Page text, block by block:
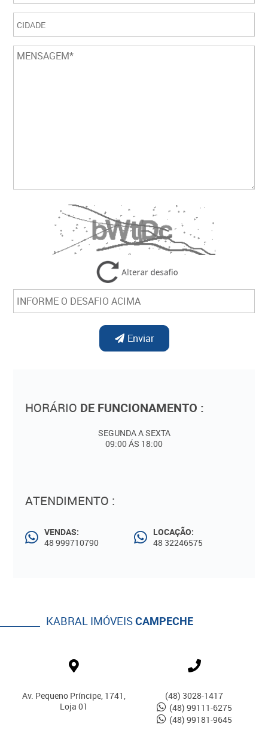
Enviar
HORÁRIO DE FUNCIONAMENTO :
SEGUNDA A SEXTA
09:00 ÁS 18:00
ATENDIMENTO :
VENDAS:
48 999710790
LOCAÇÃO:
48 32246575
KABRAL IMÓVEISCAMPECHE
Av. Pequeno Príncipe, 1741,
Loja 01
(48) 3028-1417
(48) 99111-6275
(48) 99181-9645